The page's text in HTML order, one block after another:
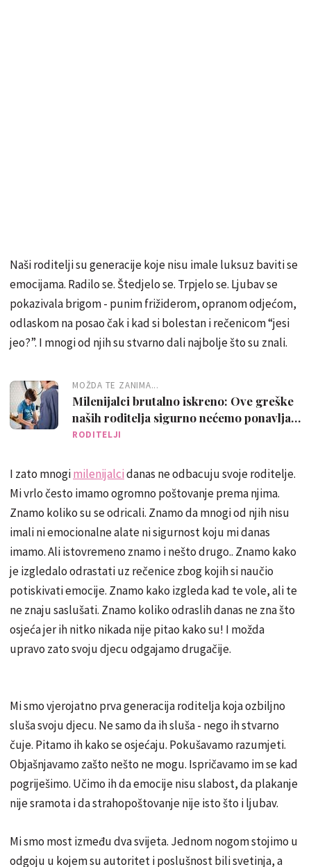
Naši roditelji su generacije koje nisu imale luksuz baviti se
emocijama. Radilo se. Štedjelo se. Trpjelo se. Ljubav se
pokazivala brigom - punim frižiderom, opranom odjećom,
odlaskom na posao čak i kad si bolestan i rečenicom “jesi
jeo?”. I mnogi od njih su stvarno dali najbolje što su znali.
MOŽDA TE ZANIMA...
Milenijalci brutalno iskreno: Ove greške
naših roditelja sigurno nećemo ponavljati
sa svojom djecom
RODITELJI
I zato mnogimilenijalcidanas ne odbacuju svoje roditelje.
Mi vrlo često imamo ogromno poštovanje prema njima.
Znamo koliko su se odricali. Znamo da mnogi od njih nisu
imali ni emocionalne alate ni sigurnost koju mi danas
imamo. Ali istovremeno znamo i nešto drugo.. Znamo kako
je izgledalo odrastati uz rečenice zbog kojih si naučio
potiskivati emocije. Znamo kako izgleda kad te vole, ali te
ne znaju saslušati. Znamo koliko odraslih danas ne zna što
osjeća jer ih nitko nikada nije pitao kako su! I možda
upravo zato svoju djecu odgajamo drugačije.
Mi smo vjerojatno prva generacija roditelja koja ozbiljno
sluša svoju djecu. Ne samo da ih sluša - nego ih stvarno
čuje. Pitamo ih kako se osjećaju. Pokušavamo razumjeti.
Objašnjavamo zašto nešto ne mogu. Ispričavamo im se kad
pogriješimo. Učimo ih da emocije nisu slabost, da plakanje
nije sramota i da strahopoštovanje nije isto što i ljubav.
Mi smo most između dva svijeta. Jednom nogom stojimo u
odgoju u kojem su autoritet i poslušnost bili svetinja, a